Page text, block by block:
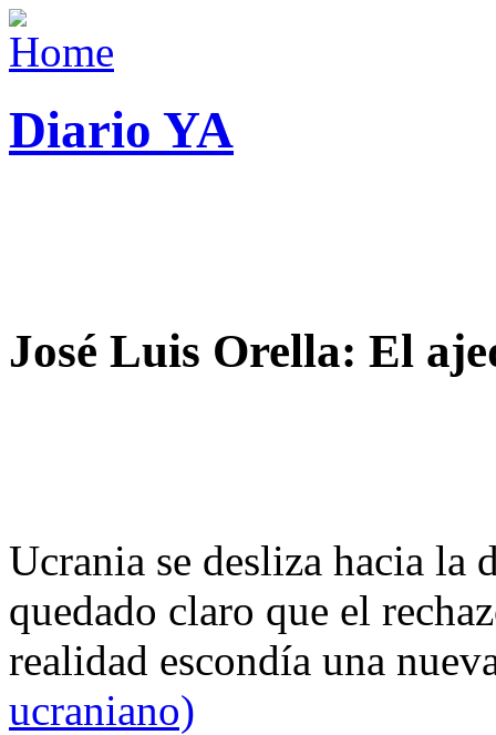
Diario YA
José Luis Orella: El
Ucrania se desliza hacia
quedado claro que el
realidad escondía una
ucraniano)